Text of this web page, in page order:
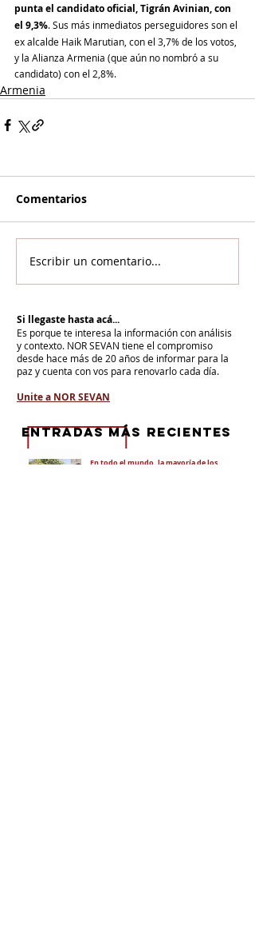
punta el candidato oficial, Tigrán Avinian, con
el 9,3%. Sus más inmediatos perseguidores son el
ex alcalde Haik Marutian, con el 3,7% de los votos,
y la Alianza Armenia (que aún no nombró a su
candidato) con el 2,8%.
Armenia
Comentarios
Escribir un comentario...
Si llegaste hasta acá...
Es porque te interesa la información con análisis
y contexto. NOR SEVAN tiene el compromiso
desde hace más de 20 años de informar para la
paz y cuenta con vos para renovarlo cada día.
Unite a NOR SEVAN
En todo el mundo, la mayoría de los
eNTRADAS MÁS RECIENTES